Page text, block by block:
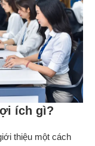
ích gì?
thiệu một cách